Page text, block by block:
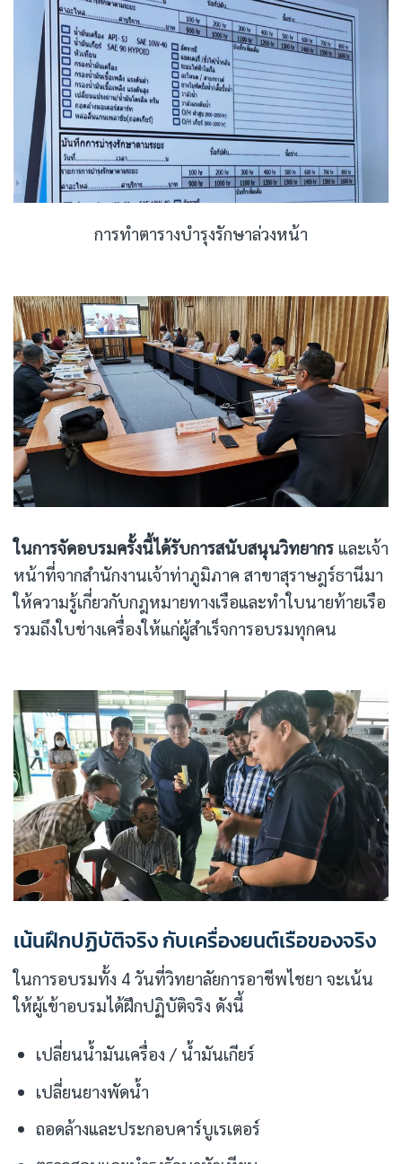
การทำตารางบำรุงรักษาล่วงหน้า
ในการจัดอบรมครั้งนี้ได้รับการสนับสนุนวิทยากร และเจ้า
หน้าที่จากสำนักงานเจ้าท่าภูมิภาค สาขาสุราษฎร์ธานีมา
ให้ความรู้เกี่ยวกับกฎหมายทางเรือและทำใบนายท้ายเรือ
รวมถึงใบช่างเครื่องให้แก่ผู้สำเร็จการอบรมทุกคน
เน้นฝึกปฏิบัติจริง กับเครื่องยนต์เรือของจริง
ในการอบรมทั้ง 4 วันที่วิทยาลัยการอาชีพไชยา จะเน้น
ให้ผู้เข้าอบรมได้ฝึกปฏิบัติจริง ดังนี้
เปลี่ยนน้ำมันเครื่อง / น้ำมันเกียร์
เปลี่ยนยางพัดน้ำ
ถอดล้างและประกอบคาร์บูเรเตอร์